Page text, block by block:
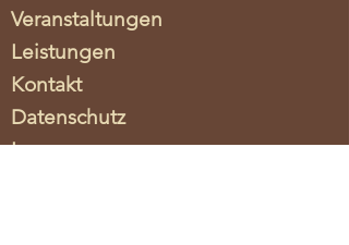
Veranstaltungen
Leistungen
Kontakt
Datenschutz
Impressum